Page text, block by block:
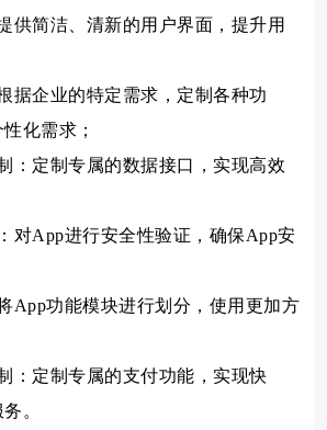
供简洁、清新的用户界面，提升用
据企业的特定需求，定制各种功
化需求；
：定制专属的数据接口，实现高效
对App进行安全性验证，确保App安
App功能模块进行划分，使用更加方
：定制专属的支付功能，实现快
。